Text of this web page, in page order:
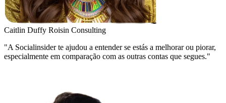
Caitlin Duffy Roisin Consulting
"A Socialinsider te ajudou a entender se estás a melhorar ou piorar,
especialmente em comparação com as outras contas que segues."